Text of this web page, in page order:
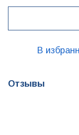
В
Отзывы